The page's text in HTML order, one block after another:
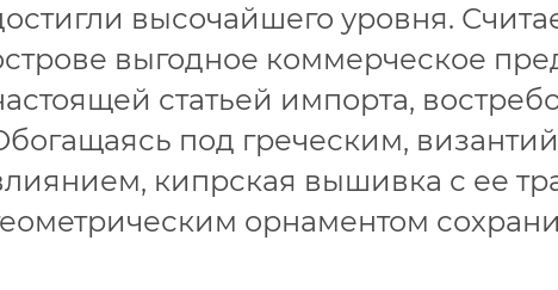
высочайшего уровня.
выгодное коммерческое
статьей импорта,
под греческим,
кипрская вышивка с ее
орнаментом